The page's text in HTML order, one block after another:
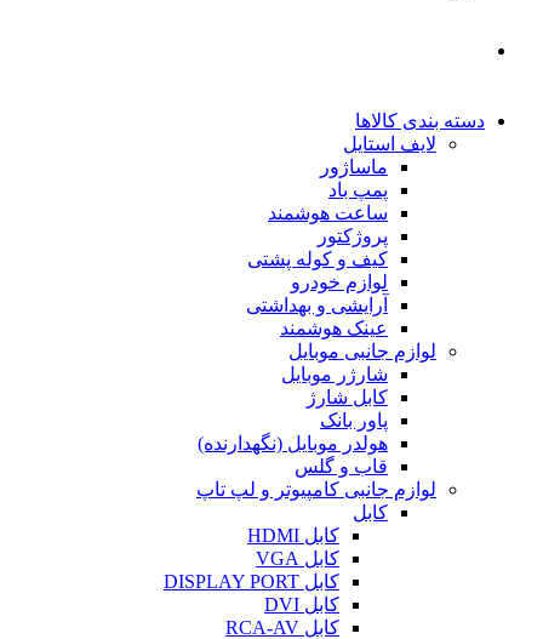
دسته بندی کالاها
لایف استایل
ماساژور
پمپ باد
ساعت هوشمند
پروژکتور
کیف و کوله پشتی
لوازم خودرو
آرایشی و بهداشتی
عینک هوشمند
لوازم جانبی موبایل
شارژر موبایل
کابل شارژ
پاور بانک
هولدر موبایل (نگهدارنده)
قاب و گلس
لوازم جانبی کامپیوتر و لپ تاپ
کابل
کابل HDMI
کابل VGA
کابل DISPLAY PORT
کابل DVI
کابل RCA-AV